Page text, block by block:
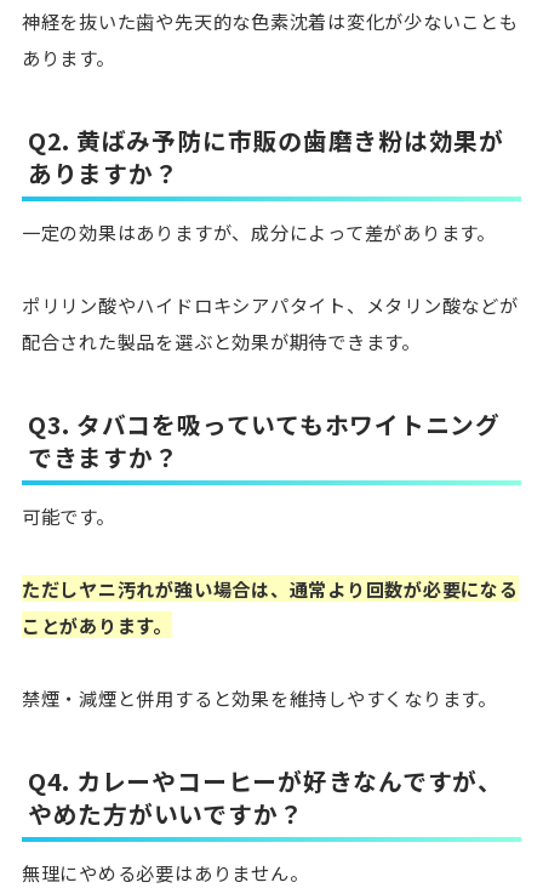
神経を抜いた歯や先天的な色素沈着は変化が少ないことも
あります。
Q2. 黄ばみ予防に市販の歯磨き粉は効果が
ありますか？
一定の効果はありますが、成分によって差があります。
ポリリン酸やハイドロキシアパタイト、メタリン酸などが
配合された製品を選ぶと効果が期待できます。
Q3. タバコを吸っていてもホワイトニング
できますか？
可能です。
ただしヤニ汚れが強い場合は、通常より回数が必要になる
ことがあります。
禁煙・減煙と併用すると効果を維持しやすくなります。
Q4. カレーやコーヒーが好きなんですが、
やめた方がいいですか？
無理にやめる必要はありません。